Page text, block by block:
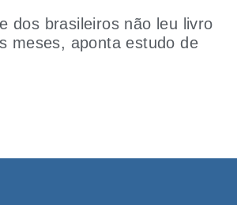
dos brasileiros não leu livro
meses, aponta estudo de